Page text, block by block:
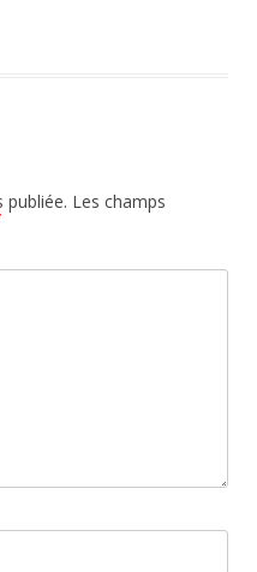
publiée. Les champs